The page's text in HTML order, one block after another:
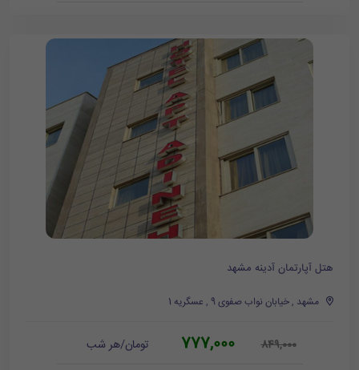
هتل آپارتمان آدینه مشهد
مشهد , خیابان نواب صفوی 9 , عسگریه 1
849,000
777,000 تومان/هر شب